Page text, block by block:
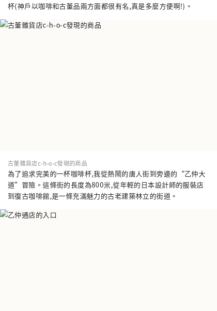
杯(神戶以咖啡和古董品兩方面都很有名,真是多麼方便啊!)。
古董雜貨店c-h-o-c發現的商品
為了追求完美的一杯咖啡杯,我從熱鬧的唐人街到旁邊的“乙仲大
道”冒險。這條街的長度為800米,從年輕的日本設計師的服裝店
到復古咖啡館,是一條充滿魅力的古老建築林立的街道。